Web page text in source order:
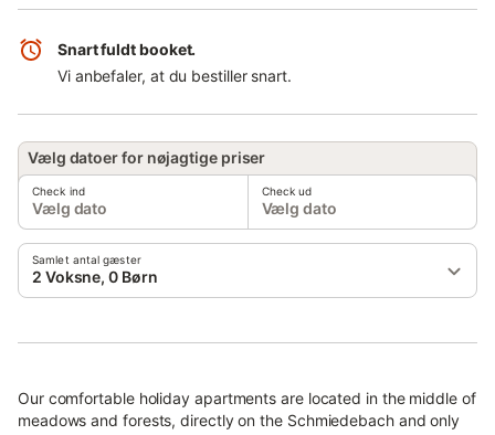
Snart fuldt booket.
Vi anbefaler, at du bestiller snart.
Vælg datoer for nøjagtige priser
Check ind
Vælg dato
Check ud
Vælg dato
Samlet antal gæster
2 Voksne, 0 Børn
Our comfortable holiday apartments are located in the middle of
meadows and forests, directly on the Schmiedebach and only